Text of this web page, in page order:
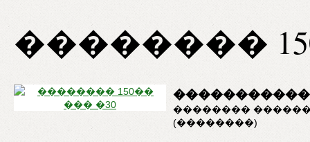
��������
��������
(��������)